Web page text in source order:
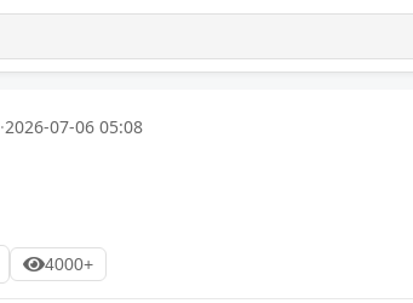
·2026-07-06 05:08
4000+